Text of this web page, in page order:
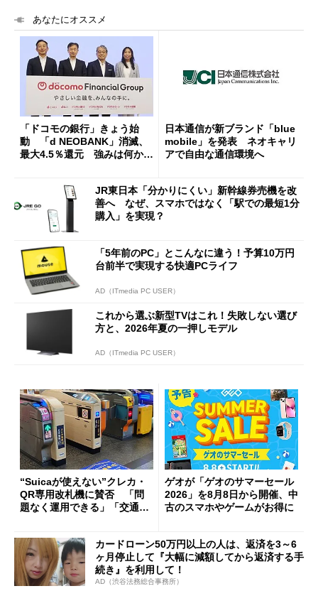
あなたにオススメ
「ドコモの銀行」きょう始
動 「d NEOBANK」消滅、
最大4.5％還元 強みは何か解
日本通信が新ブランド「blue
mobile」を発表 ネオキャリ
アで自由な通信環境へ
JR東日本「分かりにくい」新幹線券売機を改
善へ なぜ、スマホではなく「駅での最短1分
購入」を実現？
「5年前のPC」とこんなに違う！予算10万円
台前半で実現する快適PCライフ
AD（ITmedia PC USER）
これから選ぶ新型TVはこれ！失敗しない選び
方と、2026年夏の一押しモデル
AD（ITmedia PC USER）
“Suicaが使えない”クレカ・
QR専用改札機に賛否 「問
題なく運用できる」「交通系I
ゲオが「ゲオのサマーセール
2026」を8月8日から開催、中
古のスマホやゲームがお得に
カードローン50万円以上の人は、返済を3～6
ヶ月停止して『大幅に減額してから返済する手
続き』を利用して！
AD（渋谷法務総合事務所）